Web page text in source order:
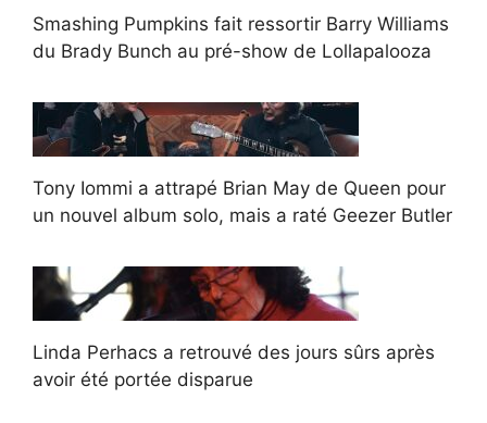
Smashing Pumpkins fait ressortir Barry Williams
du Brady Bunch au pré-show de Lollapalooza
Tony Iommi a attrapé Brian May de Queen pour
un nouvel album solo, mais a raté Geezer Butler
Linda Perhacs a retrouvé des jours sûrs après
avoir été portée disparue